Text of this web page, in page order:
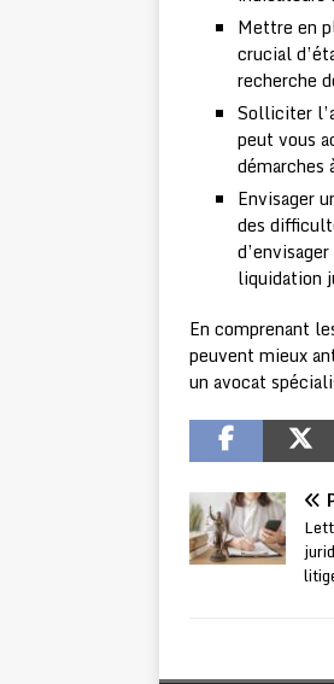
Mettre en
crucial
recherche
Solliciter
peut vous
démarches
Envisager
des
liquidation
En comprenant
peuvent mieux
un avocat